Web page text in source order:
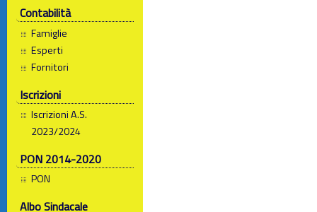
Contabilità
Famiglie
Esperti
Fornitori
Iscrizioni
Iscrizioni A.S.
2023/2024
PON 2014-2020
PON
Albo Sindacale